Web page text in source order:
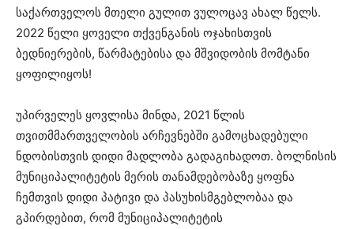
საქართველოს მთელი გულით ვულოცავ ახალ წელს.
2022 წელი ყოველი თქვენგანის ოჯახისთვის
ბედნიერების, წარმატებისა და მშვიდობის მომტანი
ყოფილიყოს!
უპირველეს ყოვლისა მინდა, 2021 წლის
თვითმმართველობის არჩევნებში გამოცხადებული
ნდობისთვის დიდი მადლობა გადაგიხადოთ. ბოლნისის
მუნიციპალიტეტის მერის თანამდებობაზე ყოფნა
ჩემთვის დიდი პატივი და პასუხისმგებლობაა და
გპირდებით, რომ მუნიციპალიტეტის